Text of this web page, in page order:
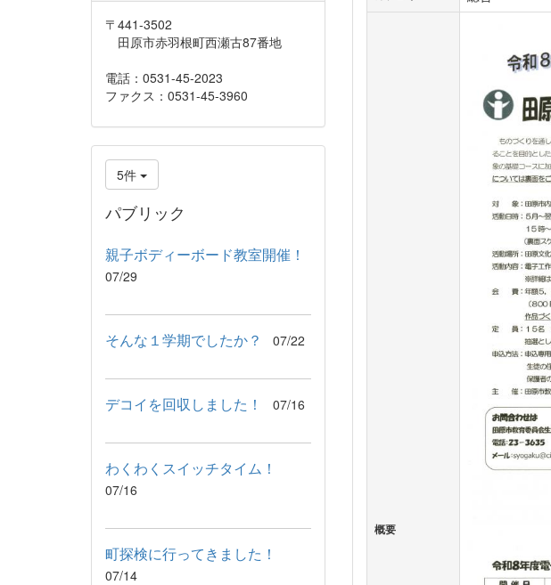
概要
〒441-3502
田原市赤羽根町西瀬古87番地
電話：0531-45-2023
ファクス：0531-45-3960
5件
パブリック
親子ボディーボード教室開催！
07/29
そんな１学期でしたか？ 07/22
デコイを回収しました！ 07/16
わくわくスイッチタイム！
07/16
町探検に行ってきました！
07/14